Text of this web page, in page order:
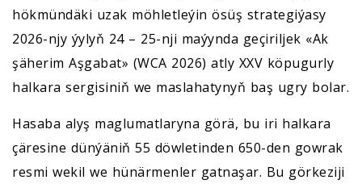
hökmündäki uzak möhletleýin ösüş strategiýasy
2026-njy ýylyň 24 – 25-nji maýynda geçiriljek «Ak
şäherim Aşgabat» (WCA 2026) atly XXV köpugurly
halkara sergisiniň we maslahatynyň baş ugry bolar.
Hasaba alyş maglumatlaryna görä, bu iri halkara
çäresine dünýäniň 55 döwletinden 650-den gowrak
resmi wekil we hünärmenler gatnaşar. Bu görkeziji